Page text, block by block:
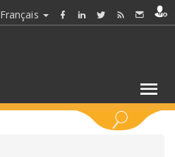
Français